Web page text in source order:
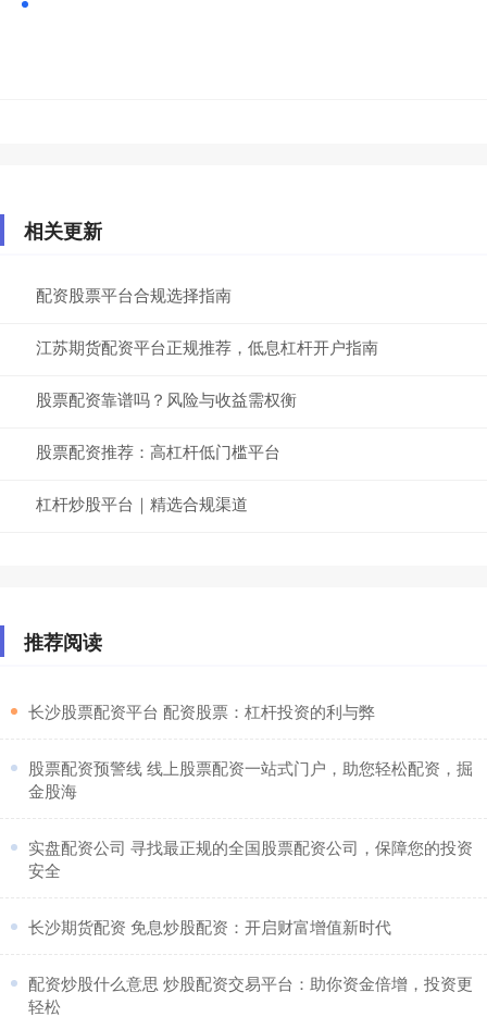
相关更新
配资股票平台合规选择指南
江苏期货配资平台正规推荐，低息杠杆开户指南
股票配资靠谱吗？风险与收益需权衡
股票配资推荐：高杠杆低门槛平台
杠杆炒股平台｜精选合规渠道
推荐阅读
​长沙股票配资平台 配资股票：杠杆投资的利与弊
​股票配资预警线 线上股票配资一站式门户，助您轻松配资，掘
金股海
​实盘配资公司 寻找最正规的全国股票配资公司，保障您的投资
安全
​长沙期货配资 免息炒股配资：开启财富增值新时代
​配资炒股什么意思 炒股配资交易平台：助你资金倍增，投资更
轻松